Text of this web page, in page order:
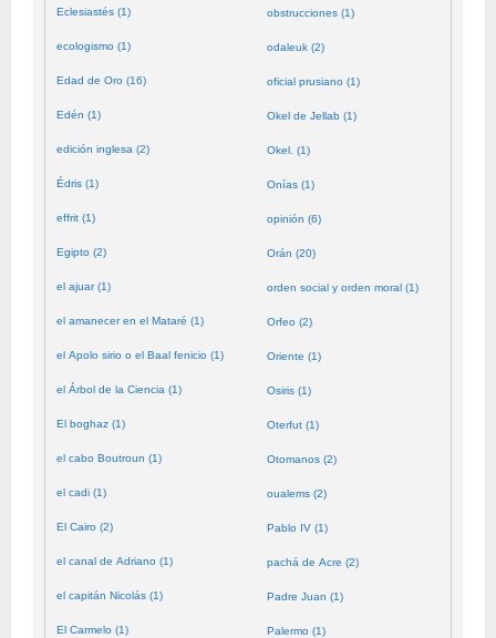
Eclesiastés (1)
ecologismo (1)
Edad de Oro (16)
Edén (1)
edición inglesa (2)
Édris (1)
effrit (1)
Egipto (2)
el ajuar (1)
el amanecer en el Mataré (1)
el Apolo sirio o el Baal fenicio (1)
el Árbol de la Ciencia (1)
El boghaz (1)
el cabo Boutroun (1)
el cadi (1)
El Cairo (2)
el canal de Adriano (1)
el capitán Nicolás (1)
El Carmelo (1)
obstrucciones (1)
odaleuk (2)
oficial prusiano (1)
Okel de Jellab (1)
Okel. (1)
Onías (1)
opinión (6)
Orán (20)
orden social y orden moral (1)
Orfeo (2)
Oriente (1)
Osiris (1)
Oterfut (1)
Otomanos (2)
oualems (2)
Pablo IV (1)
pachá de Acre (2)
Padre Juan (1)
Palermo (1)